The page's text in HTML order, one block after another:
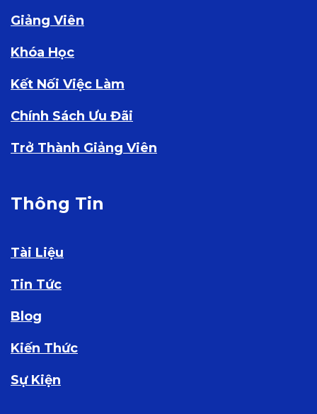
Giảng Viên
Khóa Học
Kết Nối Việc Làm
Chính Sách Ưu Đãi
Trở Thành Giảng Viên
Thông Tin
Tài Liệu
Tin Tức
Blog
Kiến Thức
Sự Kiện